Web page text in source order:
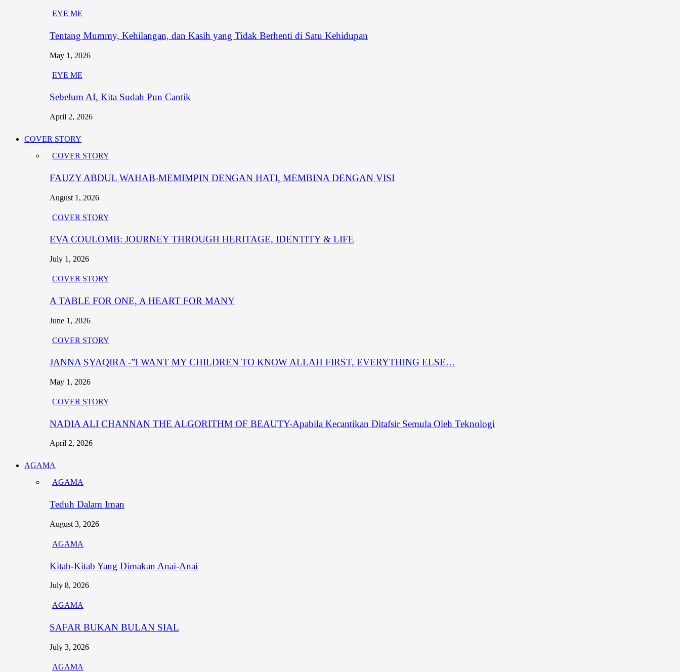
EYE ME
Tentang Mummy, Kehilangan, dan Kasih yang Tidak Berhenti di Satu Kehidupan
May 1, 2026
EYE ME
Sebelum AI, Kita Sudah Pun Cantik
April 2, 2026
COVER STORY
COVER STORY
FAUZY ABDUL WAHAB-MEMIMPIN DENGAN HATI, MEMBINA DENGAN VISI
August 1, 2026
COVER STORY
EVA COULOMB: JOURNEY THROUGH HERITAGE, IDENTITY & LIFE
July 1, 2026
COVER STORY
A TABLE FOR ONE, A HEART FOR MANY
June 1, 2026
COVER STORY
JANNA SYAQIRA -”I WANT MY CHILDREN TO KNOW ALLAH FIRST, EVERYTHING ELSE…
May 1, 2026
COVER STORY
NADIA ALI CHANNAN THE ALGORITHM OF BEAUTY-Apabila Kecantikan Ditafsir Semula Oleh Teknologi
April 2, 2026
AGAMA
AGAMA
Teduh Dalam Iman
August 3, 2026
AGAMA
Kitab-Kitab Yang Dimakan Anai-Anai
July 8, 2026
AGAMA
SAFAR BUKAN BULAN SIAL
July 3, 2026
AGAMA